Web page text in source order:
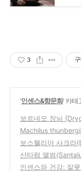
3
'인센스&향문화' 카테
보르네오 장뇌
"인센스 재료로 들
Machilus
센스 재료로 들여
보스웰리아 사크라
재료로 들여다보는
산타럼 앨범
로 들여다보는 향의
인센스와 건강: 잘